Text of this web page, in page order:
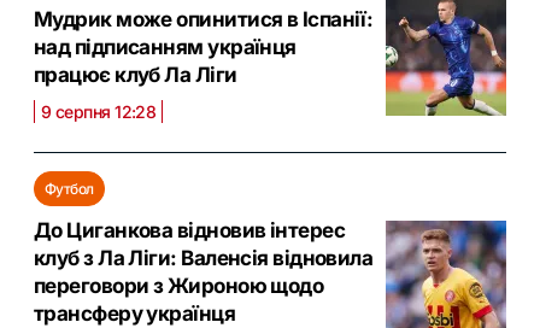
Мудрик може опинитися в Іспанії:
над підписанням українця
працює клуб Ла Ліги
9 серпня 12:28
Футбол
До Циганкова відновив інтерес
клуб з Ла Ліги: Валенсія відновила
переговори з Жироною щодо
трансферу українця